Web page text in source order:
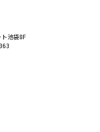
池袋8F